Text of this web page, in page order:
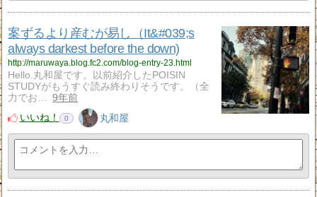
案ずるより産むが易し（It&#039;s
always darkest before the down)
http://maruwaya.blog.fc2.com/blog-entry-23.html
Hello.丸和屋です。以前紹介したPOISIN
STUDYがもうすぐ読み終わりそうです。（全
力でお…
9年前
いいね！
0 丸和屋